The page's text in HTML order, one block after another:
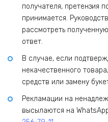
получателя, претензия
принимается.
рассмотреть
ответ.
В случае, если
некачественного
средств или замену
Рекламации на
высылаются на